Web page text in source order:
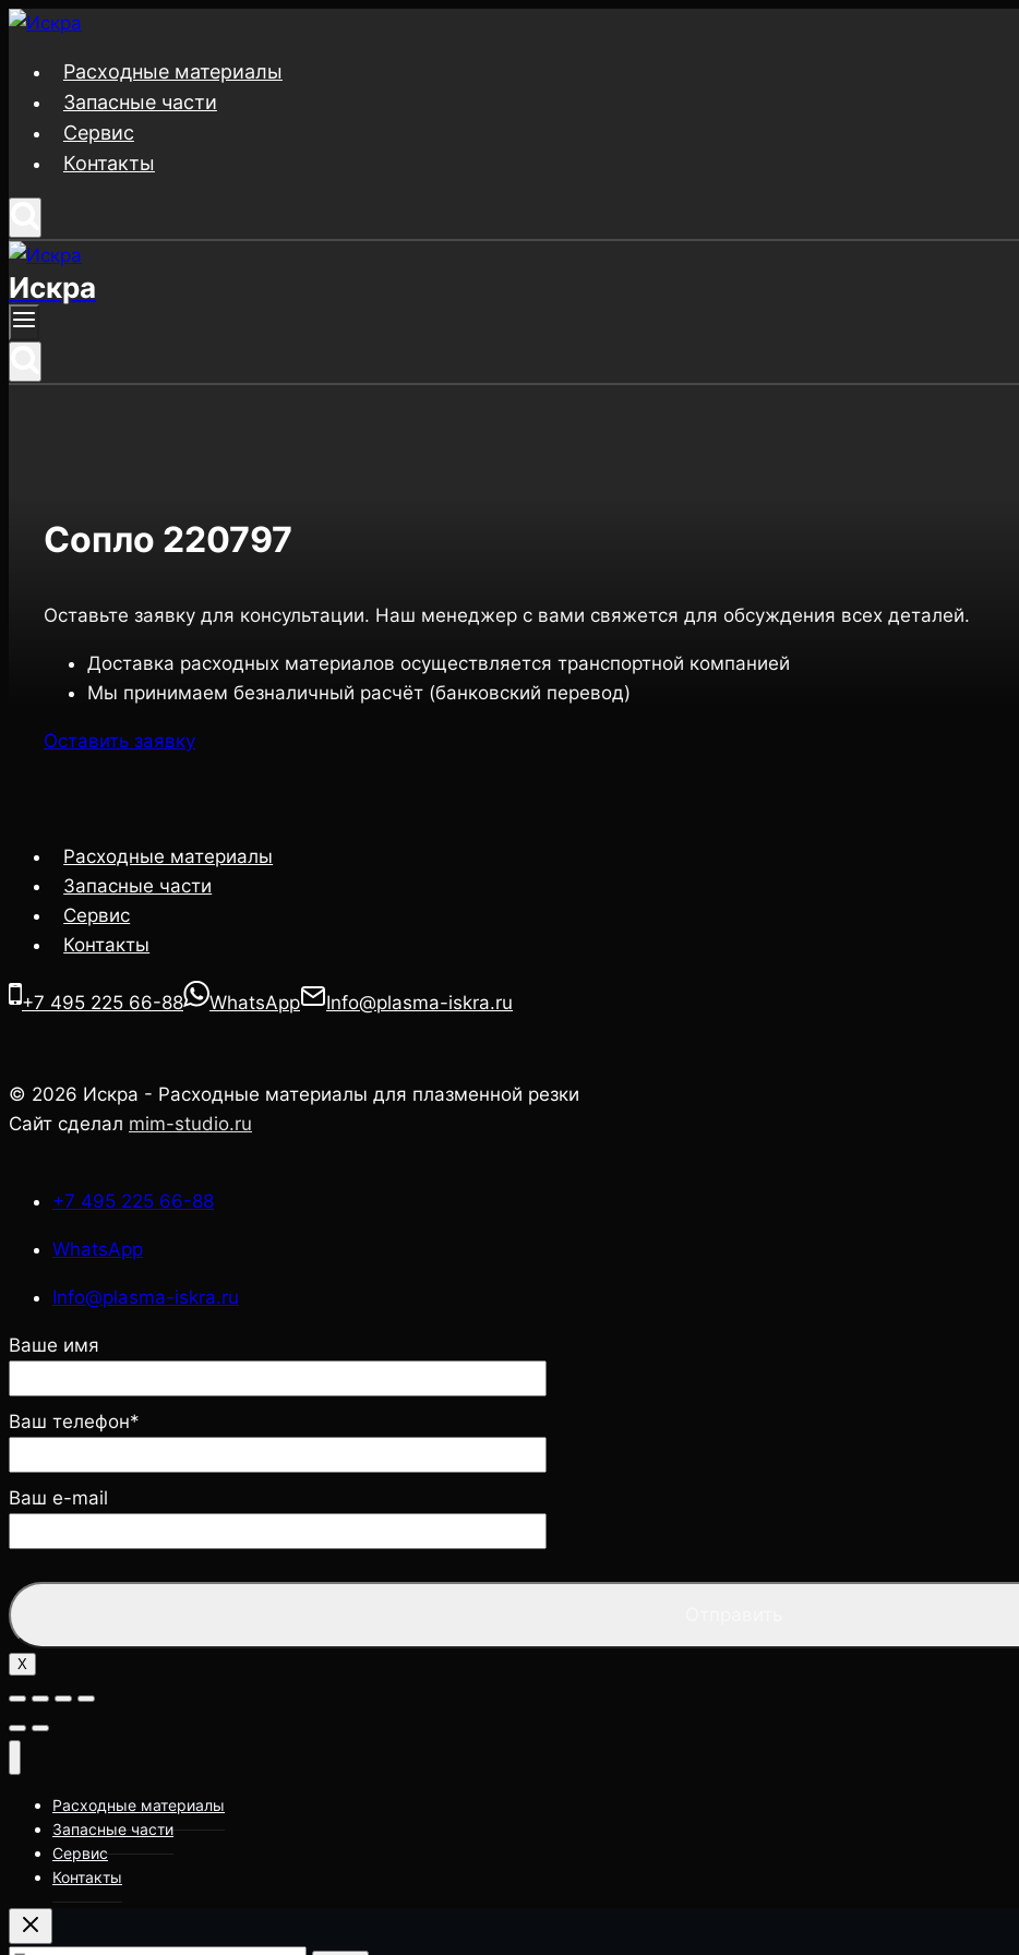
Перейти
содержимому
Расходные материалы
Запасные части
Сервис
Контакты
Искра
Сопло 220797
Оставьте заявку для консультации. Наш менеджер с вами свяжется для обсуждения всех деталей.
Доставка расходных материалов осуществляется транспортной компанией
Мы принимаем безналичный расчёт (банковский перевод)
Оставить заявку
Расходные материалы
Запасные части
Сервис
Контакты
+7 495 225 66-88 WhatsApp Info@plasma-iskra.ru
© 2026 Искра - Расходные материалы для плазменной резки
Сайт сделал mim-studio.ru
+7 495 225 66-88
WhatsApp
Info@plasma-iskra.ru
Ваше имя
Ваш телефон*
Ваш e-mail
X
Расходные материалы
Запасные части
Сервис
Контакты